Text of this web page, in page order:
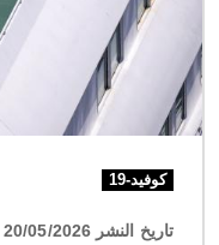
كوفيد-19
تاريخ النشر 20/05/2026 الساعة 13:28